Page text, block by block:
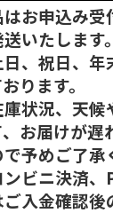
はお申込み
いたします。
、祝日、年
ります。
状況、天候
、お届けが遅
予めご了承
ビニ決済、
入金確認後